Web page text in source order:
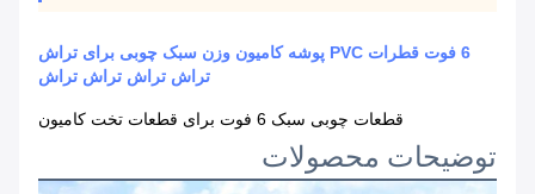
6 فوت قطرات PVC پوشه کامیون وزن سبک چوبی برای تراش
تراش تراش تراش تراش
قطعات چوبی سبک 6 فوت برای قطعات تخت کامیون
توضیحات محصولات